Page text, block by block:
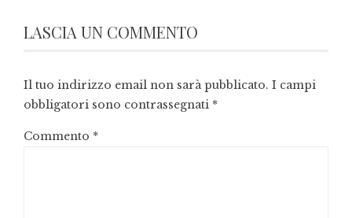
LASCIA UN COMMENTO
Il tuo indirizzo email non sarà pubblicato. I campi
obbligatori sono contrassegnati *
Commento *